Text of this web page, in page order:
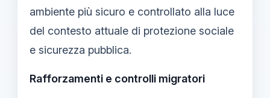
ambiente più sicuro e controllato alla luce
del contesto attuale di protezione sociale
e sicurezza pubblica.
Rafforzamenti e controlli migratori